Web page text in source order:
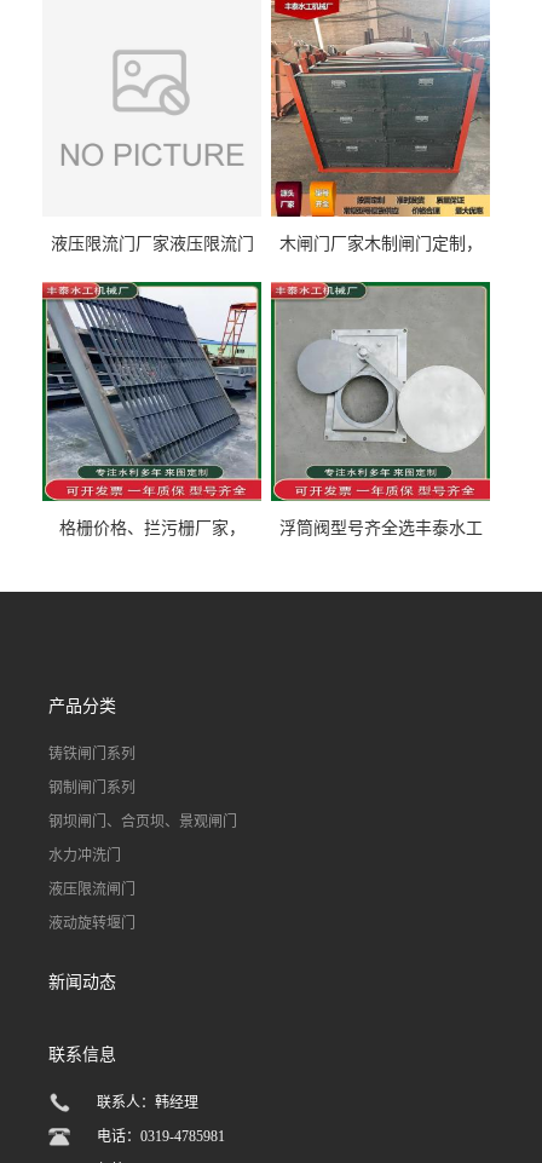
液压限流门厂家液压限流门
泰制造
木闸门厂家木制闸门定制，
型号齐全
格栅价格、拦污栅厂家，
浮筒阀型号齐全选丰泰水工
道水库电站污水处理钢制闸
产品分类
铸铁闸门系列
钢制闸门系列
钢坝闸门、合页坝、景观闸门
水力冲洗门
液压限流闸门
液动旋转堰门
新闻动态
联系信息
联系人：韩经理
电话：0319-4785981